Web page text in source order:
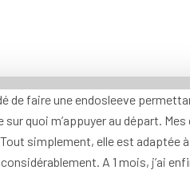
faire une endosleeve
quoi m’appuyer au départ.
simplement, elle est adaptée
A 1 mois, j’ai